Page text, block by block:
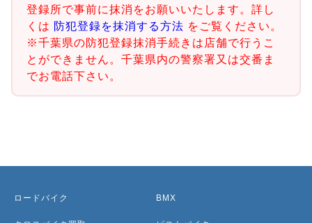
登録所で事前に抹消をお願いいたします。詳し
くは 防犯登録を抹消する方法 をご覧ください。
※千葉県の防犯登録抹消手続きは店舗で行うこ
とができません。千葉県内の警察署又は交番ま
でお電話下さい。
ロードバイク BMX